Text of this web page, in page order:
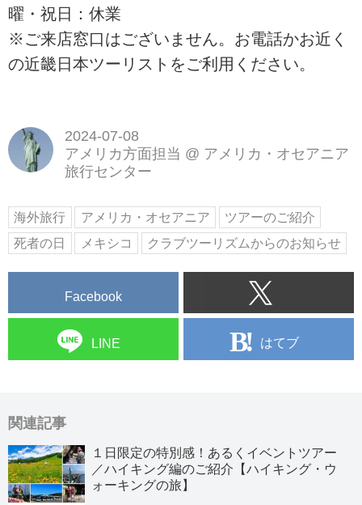
曜・祝日：休業
※ご来店窓口はございません。お電話かお近く
の近畿日本ツーリストをご利用ください。
2024-07-08
アメリカ方面担当 @ アメリカ・オセアニア
旅行センター
海外旅行 アメリカ・オセアニア
ツアーのご紹介
死者の日
メキシコ クラブツーリズムからのお知らせ
Facebook
LINE はてブ
関連記事
１日限定の特別感！あるくイベントツアー
／ハイキング編のご紹介【ハイキング・ウ
ォーキングの旅】